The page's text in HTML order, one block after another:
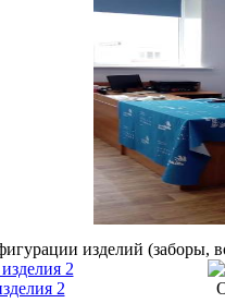
изделий (заборы,
2